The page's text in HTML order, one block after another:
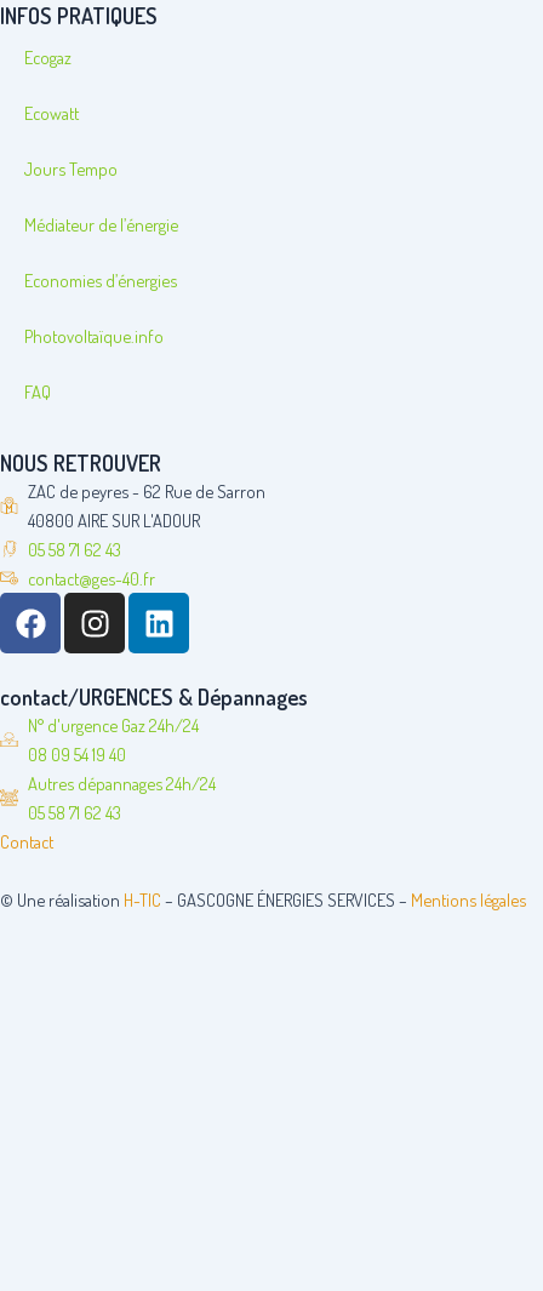
INFOS PRATIQUES
Ecogaz
Ecowatt
Jours Tempo
Médiateur de l’énergie
Economies d’énergies
Photovoltaïque.info
FAQ
NOUS RETROUVER
ZAC de peyres - 62 Rue de Sarron
40800 AIRE SUR L'ADOUR
05 58 71 62 43
contact@ges-40.fr
F
a
c
e
b
o
o
k
I
n
s
t
a
g
r
a
L
i
n
k
e
i
contact/URGENCES & Dépannages
N° d'urgence Gaz 24h/24
08 09 54 19 40
Autres dépannages 24h/24
05 58 71 62 43
Contact
© Une réalisation H-TIC – GASCOGNE ÉNERGIES SERVICES – Mentions légales